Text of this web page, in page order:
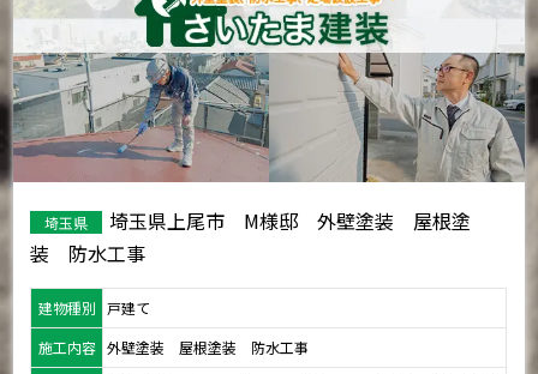
埼玉県
埼玉県上尾市 M様邸 外壁塗装 屋根塗
装 防水工事
建物種別
戸建て
施工内容 外壁塗装 屋根塗装 防水工事